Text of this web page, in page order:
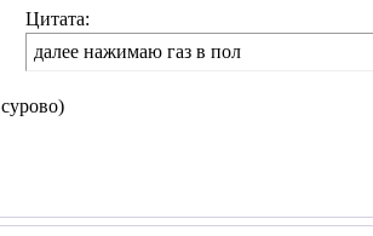
Цитата:
далее нажимаю газ в пол
сурово)